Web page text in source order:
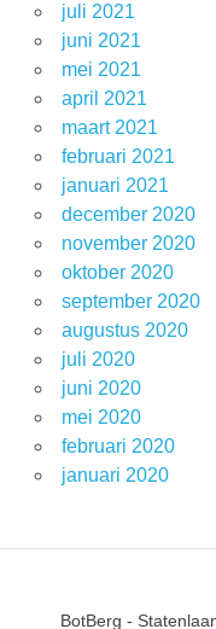
juli 2021
juni 2021
mei 2021
april 2021
maart 2021
februari 2021
januari 2021
december 2020
november 2020
oktober 2020
september 2020
augustus 2020
juli 2020
juni 2020
mei 2020
februari 2020
januari 2020
BotBerg -